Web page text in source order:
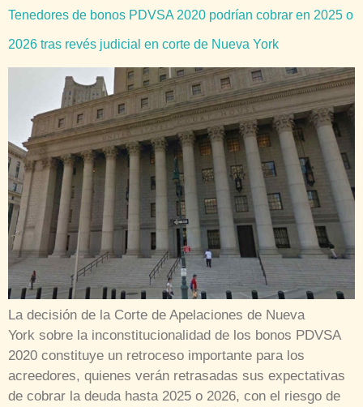
Tenedores de bonos PDVSA 2020 podrían cobrar en 2025 o
2026 tras revés judicial en corte de Nueva York
La decisión de la Corte de Apelaciones de Nueva
York sobre la inconstitucionalidad de los bonos PDVSA
2020 constituye un retroceso importante para los
acreedores, quienes verán retrasadas sus expectativas
de cobrar la deuda hasta 2025 o 2026, con el riesgo de